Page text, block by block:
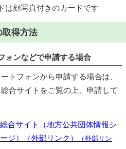
は顔写真付きのカードです
取得方法
ォンなどで申請する場合
トフォンから申請する場合は、
合サイトをご覧の上、申請して
合サイト（地方公共団体情報シ
ジ）（外部リンク）
（外部リン